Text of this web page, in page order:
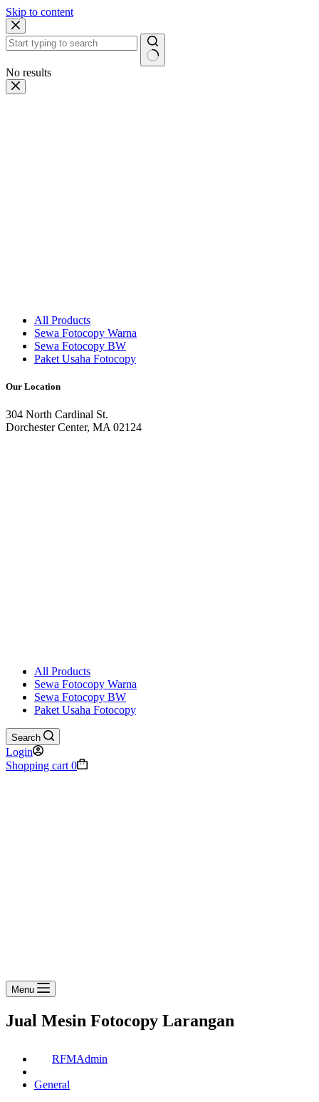
Skip to content
No results
All Products
Sewa Fotocopy Warna
Sewa Fotocopy BW
Paket Usaha Fotocopy
Our Location
304 North Cardinal St.
Dorchester Center, MA 02124
All Products
Sewa Fotocopy Warna
Sewa Fotocopy BW
Paket Usaha Fotocopy
Search
Login
Shopping cart 0
Menu
Jual Mesin Fotocopy Larangan
RFMAdmin
General